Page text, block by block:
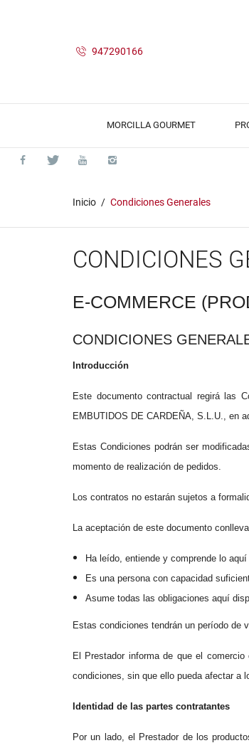
947290166
MORCILLA GOURMET
Inicio Condiciones Generales
CONDICIONES
E-COMMERCE
CONDICIONES
Introducción
Este documento contractual regirá las
EMBUTIDOS DE CARDEÑA, S.L.U., en
Estas Condiciones podrán ser
momento de realización de pedidos.
Los contratos no estarán sujetos a
La aceptación de este documento
Ha leído, entiende y comprende lo aquí
Es una persona con capacidad
Asume todas las obligaciones aquí
Estas condiciones tendrán un período de
El Prestador informa de que el
condiciones, sin que ello pueda afectar a
Identidad de las partes contratantes
Por un lado, el Prestador de los